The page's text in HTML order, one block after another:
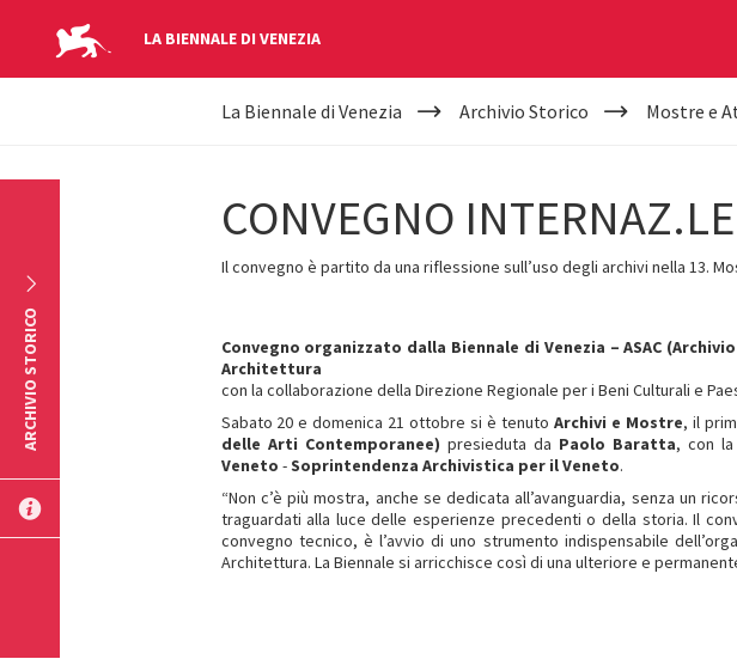
LA BIENNALE DI VENEZIA
YOUR
La Biennale di Venezia Archivio Storico Mostre e
CONVEGNO
Il convegno è partito da una riflessione sull’uso degli archivi nella 13.
Convegno organizzato dalla Biennale di Venezia – ASAC
Architettura
con la collaborazione della Direzione Regionale per i Beni Culturali e
Sabato 20 e domenica 21 ottobre si è tenutoArchivi e Mostre, il
delle Arti Contemporanee) presieduta da Paolo Baratta, con la
Veneto -Soprintendenza Archivistica per il Veneto.
“Non c’è più mostra, anche se dedicata all’avanguardia, senza un
traguardati alla luce delle esperienze precedenti o della storia. Il
convegno tecnico, è l’avvio di uno strumento indispensabile
Architettura. La Biennale si arricchisce così di una ulteriore e
ARCHIVIO STORICO